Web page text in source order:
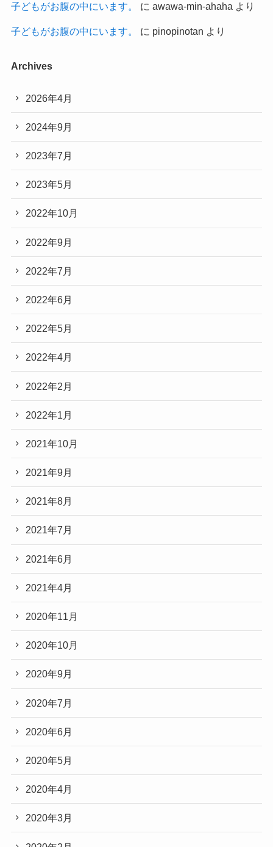
子どもがお腹の中にいます。 に awawa-min-ahaha より
子どもがお腹の中にいます。 に pinopinotan より
Archives
2026年4月
2024年9月
2023年7月
2023年5月
2022年10月
2022年9月
2022年7月
2022年6月
2022年5月
2022年4月
2022年2月
2022年1月
2021年10月
2021年9月
2021年8月
2021年7月
2021年6月
2021年4月
2020年11月
2020年10月
2020年9月
2020年7月
2020年6月
2020年5月
2020年4月
2020年3月